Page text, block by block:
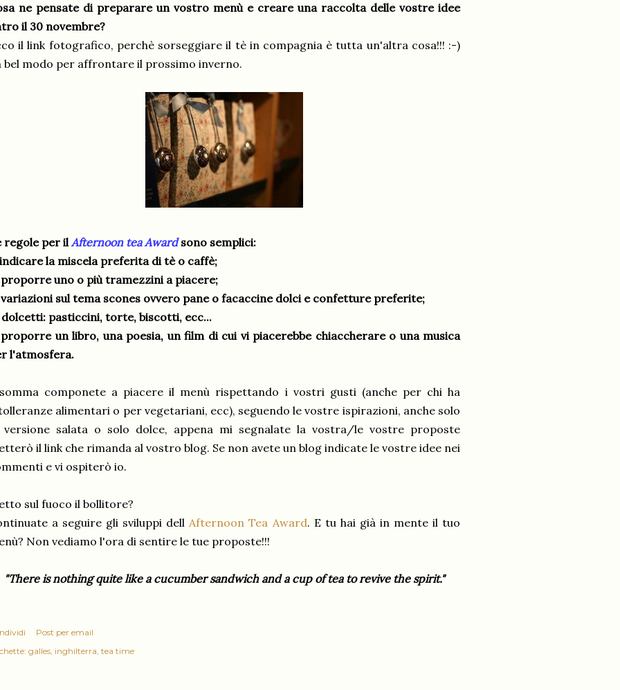
ne pensate di preparare un vostro menù e creare una raccolta delle vostre idee
il 30 novembre?
il link fotografico, perchè sorseggiare il tè in compagnia è tutta un'altra cosa!!! :-)
bel modo per affrontare il prossimo inverno.
regole per ilAfternoon tea Award sono semplici:
la miscela preferita di tè o caffè;
proporre uno o più tramezzini a piacere;
variazioni sul tema scones ovvero pane o facaccine dolci e confetture preferite;
dolcetti: pasticcini, torte, biscotti, ecc...
proporre un libro, una poesia, un film di cui vi piacerebbe chiaccherare o una musica
l'atmosfera.
componete a piacere il menù rispettando i vostri gusti (anche per chi ha
alimentari o per vegetariani, ecc), seguendo le vostre ispirazioni, anche solo
salata o solo dolce, appena mi segnalate la vostra/le vostre proposte
il link che rimanda al vostro blog. Se non avete un blog indicate le vostre idee nei
e vi ospiterò io.
sul fuoco il bollitore?
a seguire gli sviluppi dellAfternoon Tea Award. E tu hai già in mente il tuo
Non vediamo l'ora di sentire le tue proposte!!!
"There is nothing quite like a cucumber sandwich and a cup of tea to revive the spirit."
Post per email
galles inghilterra tea time